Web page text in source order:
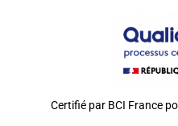
Certifié par BCI France